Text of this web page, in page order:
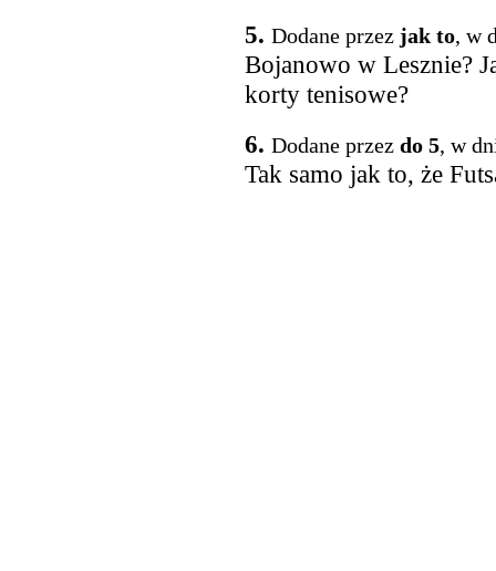
5. Dodane przez jak to, w
Bojanowo w Lesznie?
korty tenisowe?
6. Dodane przez do 5, w
Tak samo jak to, że